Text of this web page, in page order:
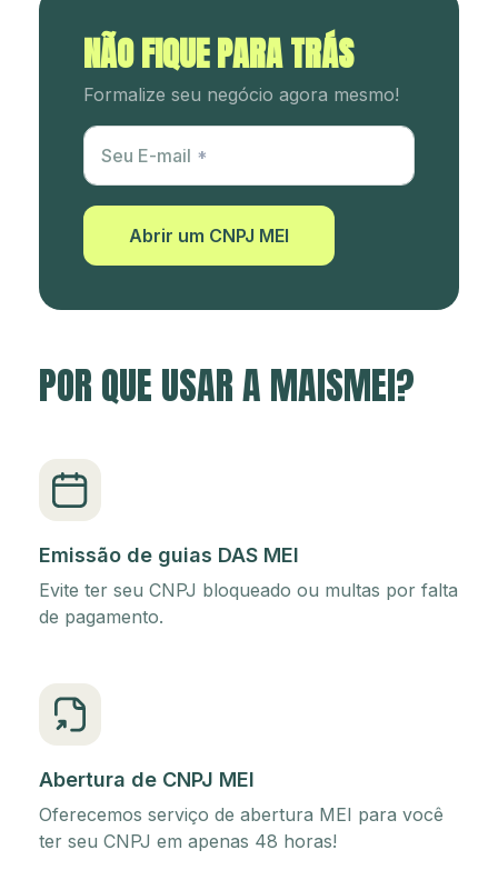
NÃO FIQUE PARA TRÁS
Formalize seu negócio agora mesmo!
Utm Content
Seu E-mail
Abrir um CNPJ MEI
POR QUE USAR A MAISMEI?
Emissão de guias DAS MEI
Evite ter seu CNPJ bloqueado ou multas por falta
de pagamento.
Abertura de CNPJ MEI
Oferecemos serviço de abertura MEI para você
ter seu CNPJ em apenas 48 horas!